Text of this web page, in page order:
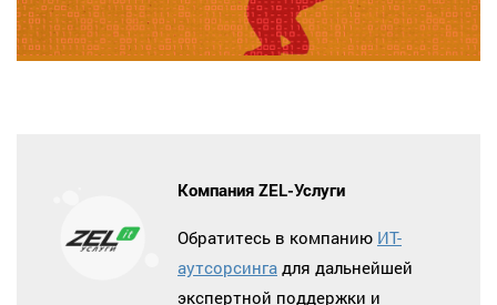
Компания ZEL-Услуги
Обратитесь в компанию ИТ-
аутсорсинга для дальнейшей
экспертной поддержки и